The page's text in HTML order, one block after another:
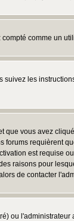
comme un
suivez les
que vous avez
forums requièrent
est requise
raisons pour
de contacter
ou l'administrateur